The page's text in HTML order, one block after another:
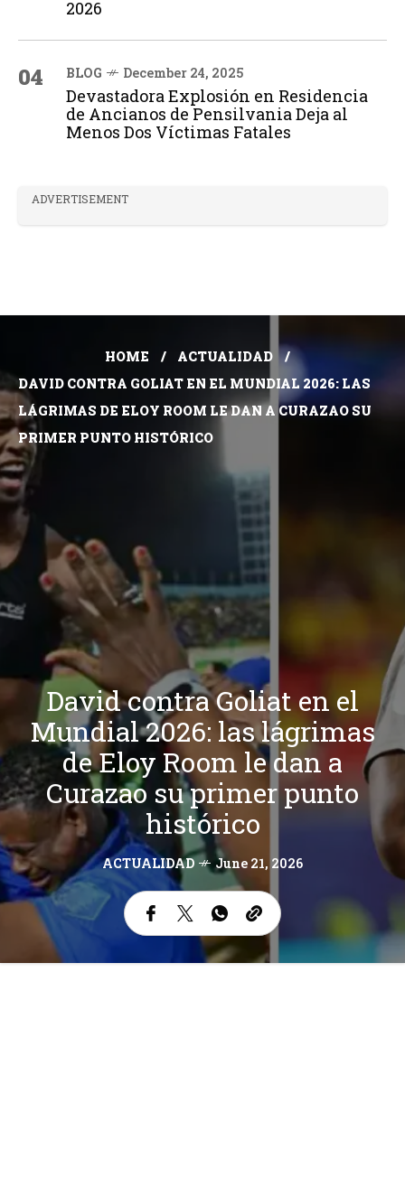
2026
04 BLOG December 24, 2025
Devastadora Explosión en Residencia
de Ancianos de Pensilvania Deja al
Menos Dos Víctimas Fatales
ADVERTISEMENT
HOME
ACTUALIDAD
DAVID CONTRA GOLIAT EN EL MUNDIAL 2026: LAS
LÁGRIMAS DE ELOY ROOM LE DAN A CURAZAO SU
PRIMER PUNTO HISTÓRICO
David contra Goliat en el
Mundial 2026: las lágrimas
de Eloy Room le dan a
Curazao su primer punto
histórico
ACTUALIDAD June 21, 2026